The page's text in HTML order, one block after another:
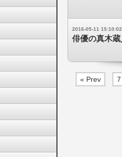
2016-05-11 15:10:02
俳優の真木
« Prev 7